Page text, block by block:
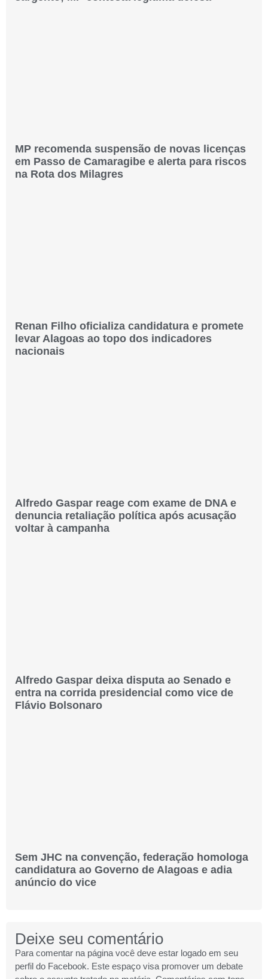
MP recomenda suspensão de novas licenças
em Passo de Camaragibe e alerta para riscos
na Rota dos Milagres
Renan Filho oficializa candidatura e promete
levar Alagoas ao topo dos indicadores
nacionais
Alfredo Gaspar reage com exame de DNA e
denuncia retaliação política após acusação
voltar à campanha
Alfredo Gaspar deixa disputa ao Senado e
entra na corrida presidencial como vice de
Flávio Bolsonaro
Sem JHC na convenção, federação homologa
candidatura ao Governo de Alagoas e adia
anúncio do vice
Deixe seu comentário
Para comentar na página você deve estar logado em seu
perfil do Facebook. Este espaço visa promover um debate